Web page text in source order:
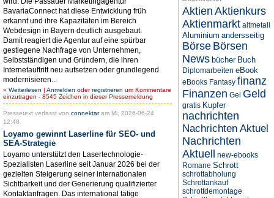
BavariaConnect hat diese Entwicklung früh
erkannt und ihre Kapazitäten im Bereich
Webdesign in Bayern deutlich ausgebaut.
Damit reagiert die Agentur auf eine spürbar
gestiegene Nachfrage von Unternehmen,
Selbstständigen und Gründern, die ihren
Internetauftritt neu aufsetzen oder grundlegend
modernisieren...
» Weiterlesen | Anmelden oderregistrieren um Kommentare
einzutragen - 8545 Zeichen in dieser Pressemeldung
Pressetext verfasst von connektaram Mi, 2026-06-24
12:48.
Loyamo gewinnt Laserline für SEO- und
SEA-Strategie
Loyamo unterstützt den Lasertechnologie-
Spezialisten Laserline seit Januar 2026 bei der
gezielten Steigerung seiner internationalen
Sichtbarkeit und der Generierung qualifizierter
Kontaktanfragen. Das international tätige
Aktien Aktienkurs
Aktienmarkt altmetall
Aluminium andersseitig
Börse Börsen
News bücher Buch
Diplomarbeiten eBook
eBooks Fantasy finanz
Finanzen Gel Geld
gratis Kupfer
nachrichten
Nachrichten Aktuel
Nachrichten
Aktuell
new-ebooks
Romane Schrott
schrottabholung
Schrottankauf
schrottdemontage